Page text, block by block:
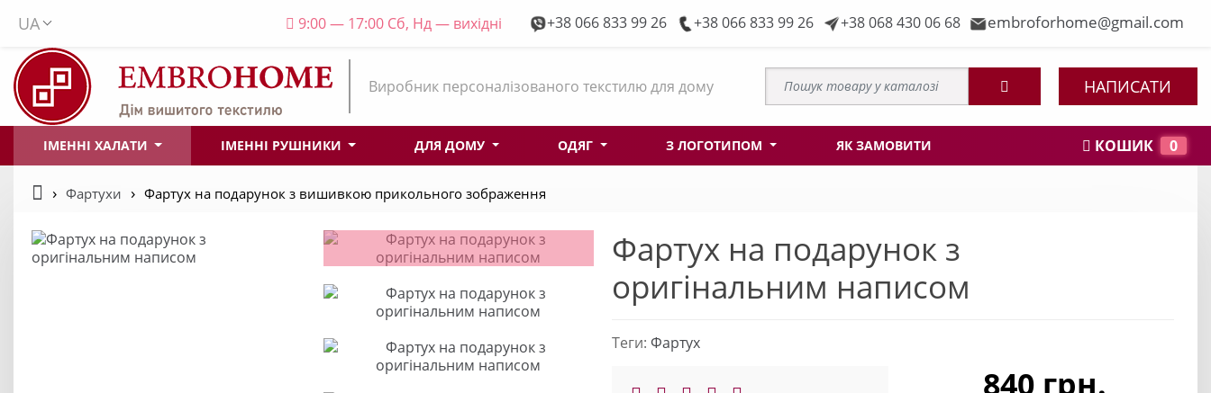
UA 9:00 — 17:00 Сб, Нд — вихідні +38 066 833 99 26 +38 066 833 99 26 +38 068 430 06 68 embroforhome@gmail.com
Виробник персоналізованого текстилю для дому НАПИСАТИ
ІМЕННІ ХАЛАТИ ІМЕННІ РУШНИКИ ДЛЯ ДОМУ ОДЯГ З ЛОГОТИПОМ ЯК ЗАМОВИТИ КОШИК 0
Фартухи Фартух на подарунок з вишивкою прикольного зображення
Фартух на подарунок з
оригінальним написом
Теги: Фартух
840 грн.